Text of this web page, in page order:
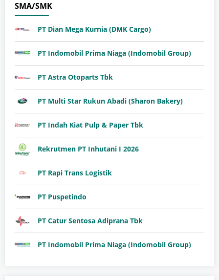
SMA/SMK
PT Dian Mega Kurnia (DMK Cargo)
PT Indomobil Prima Niaga (Indomobil Group)
PT Astra Otoparts Tbk
PT Multi Star Rukun Abadi (Sharon Bakery)
PT Indah Kiat Pulp & Paper Tbk
Rekrutmen PT Inhutani I 2026
PT Rapi Trans Logistik
PT Puspetindo
PT Catur Sentosa Adiprana Tbk
PT Indomobil Prima Niaga (Indomobil Group)